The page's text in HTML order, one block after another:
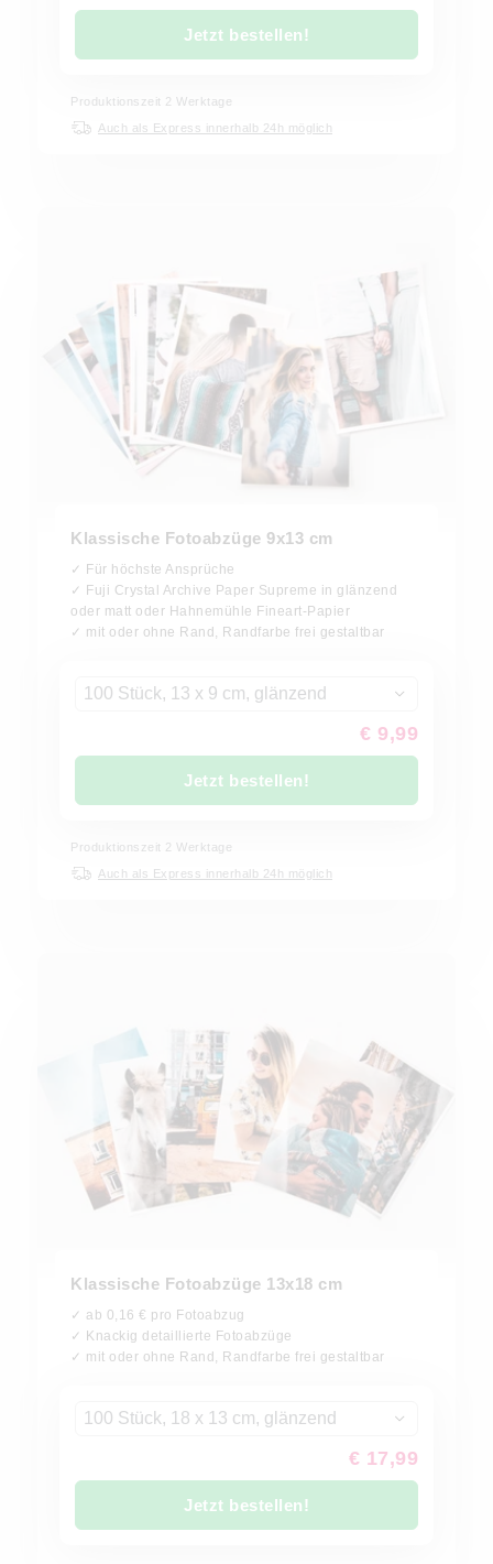
Jetzt bestellen!
Produktionszeit 2 Werktage
Auch als Express innerhalb 24h möglich
Klassische Fotoabzüge 9x13 cm
✓ Für höchste Ansprüche
✓ Fuji Crystal Archive Paper Supreme in glänzend
oder matt oder Hahnemühle Fineart-Papier
✓ mit oder ohne Rand, Randfarbe frei gestaltbar
100 Stück, 13 x 9 cm, glänzend
€ 9,99
Jetzt bestellen!
Produktionszeit 2 Werktage
Auch als Express innerhalb 24h möglich
Klassische Fotoabzüge 13x18 cm
✓ ab 0,16 € pro Fotoabzug
✓ Knackig detaillierte Fotoabzüge
✓ mit oder ohne Rand, Randfarbe frei gestaltbar
100 Stück, 18 x 13 cm, glänzend
€ 17,99
Jetzt bestellen!